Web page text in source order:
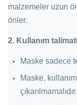
malzemeler uzun
önler.
2. Kullanım
Maske sadece
Maske,
çıkarılmamalıdır.